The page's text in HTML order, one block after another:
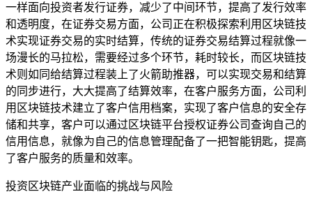
一样面向投资者发行证券，减少了中间环节，提高了发行效率
和透明度，在证券交易方面，公司正在积极探索利用区块链技
术实现证券交易的实时结算，传统的证券交易结算过程就像一
场漫长的马拉松，需要经过多个环节，耗时较长，而区块链技
术则如同给结算过程装上了火箭助推器，可以实现交易和结算
的同步进行，大大提高了结算效率，在客户服务方面，公司利
用区块链技术建立了客户信用档案，实现了客户信息的安全存
储和共享，客户可以通过区块链平台授权证券公司查询自己的
信用信息，就像为自己的信息管理配备了一把智能钥匙，提高
了客户服务的质量和效率。
投资区块链产业面临的挑战与风险